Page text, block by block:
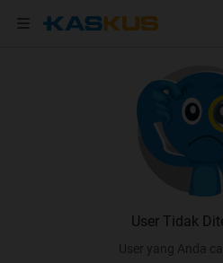
User Tidak
User yang Anda